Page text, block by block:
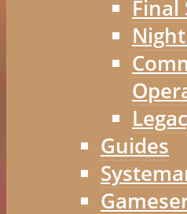
Final
Guides